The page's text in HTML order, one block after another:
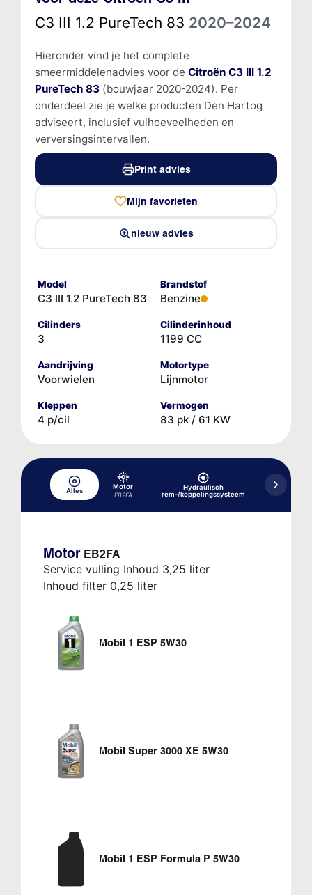
C3 III 1.2 PureTech 83 2020–2024
Hieronder vind je het complete
smeermiddelenadvies voor de Citroën C3 III 1.2
PureTech 83(bouwjaar 2020-2024). Per
onderdeel zie je welke producten Den Hartog
adviseert, inclusief vulhoeveelheden en
verversingsintervallen.
Print advies
Mijn favorieten
nieuw advies
Model
C3 III 1.2 PureTech 83
Brandstof
Benzine
Cilinders
3
Cilinderinhoud
1199 CC
Aandrijving
Voorwielen
Motortype
Lijnmotor
Kleppen
4 p/cil
Vermogen
83 pk / 61 KW
Alles
Motor
EB2FA
Hydraulisch
rem-/koppelingssysteem
Koelsysteem
Motor EB2FA
Service vulling Inhoud 3,25 liter
Inhoud filter 0,25 liter
Mobil 1 ESP 5W30
Mobil Super 3000 XE 5W30
Mobil 1 ESP Formula P 5W30